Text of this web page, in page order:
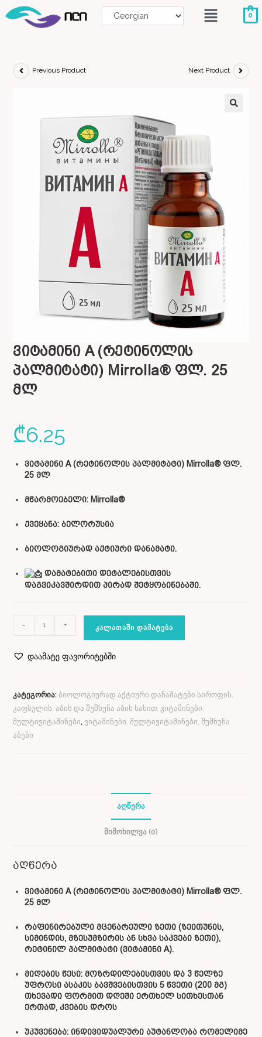
0
Previous Product Next Product
ვიტამინი A (რეტინოლის
პალმიტატი) Mirrolla® ფლ. 25
მლ
₾6.25
ვიტამინი A (რეტინოლის პალმიტატი) Mirrolla® ფლ.
25 მლ
მწარმოებელი: Mirrolla®
ქვეყანა: ბელორუსია
ბიოლოგიურად აქტიური დანამატი.
დამატებითი დეტალებისთვის
დაგვიკავშირდით პირად შეტყობინებაში.
- + ᲙᲐᲚᲐᲗᲐᲨᲘ ᲓᲐᲛᲐᲢᲔᲑᲐ
დაამატე ფავორიტებში
კატეგორია:ბიოლოგიურად აქტიური დანამატები სიროფის,
კაფსულის, აბის და შუშხუნა აბის სახით; ვიტამინები,
მულტივიტამინები, ვიტამინები, მულტივიტამინები, შუშხუნა
აბები
ᲐᲦᲬᲔᲠᲐ
ᲛᲘᲛᲝᲮᲘᲚᲕᲐ (0)
აღწერა
ვიტამინი A (რეტინოლის პალმიტატი) Mirrolla® ფლ.
25 მლ
რაფინირებული მცენარეული ზეთი (ზეითუნის,
სიმინდის, მზესუმზირის ან სხვა საკვები ზეთი),
რეტინილ პალმიტატი (ვიტამინი A).
მიღების წესი: მოზრდილებისთვის და 3 წელზე
უფროსი ასაკის ბავშვებისთვის 5 წვეთი (200 მგ)
თხევადი ფორმით დღეში ერთხელ სითხესთან
ერთად, კვების დროს
უკუვენება: ინდივიდუალური აუტანლობა რომელიმე